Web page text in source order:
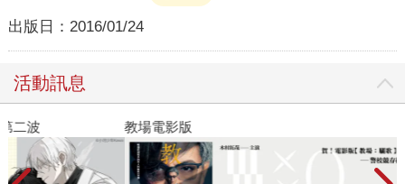
出版日： 2016/01/24
活動訊息
教場電影版